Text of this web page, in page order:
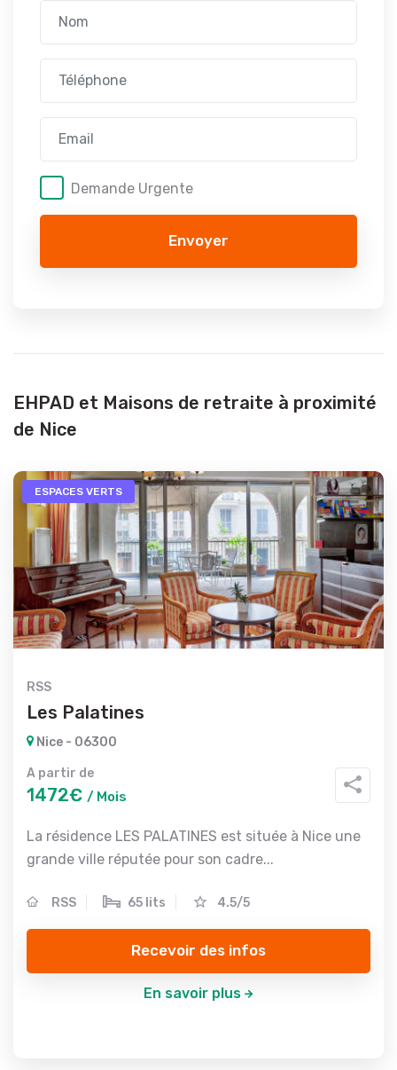
Demande Urgente
Envoyer
EHPAD et Maisons de retraite à proximité
de Nice
ESPACES VERTS
RSS
Les Palatines
Nice - 06300
A partir de
1472€ / Mois
La résidence LES PALATINES est située à Nice une
grande ville réputée pour son cadre...
RSS 65 lits 4.5/5
Recevoir des infos
En savoir plus